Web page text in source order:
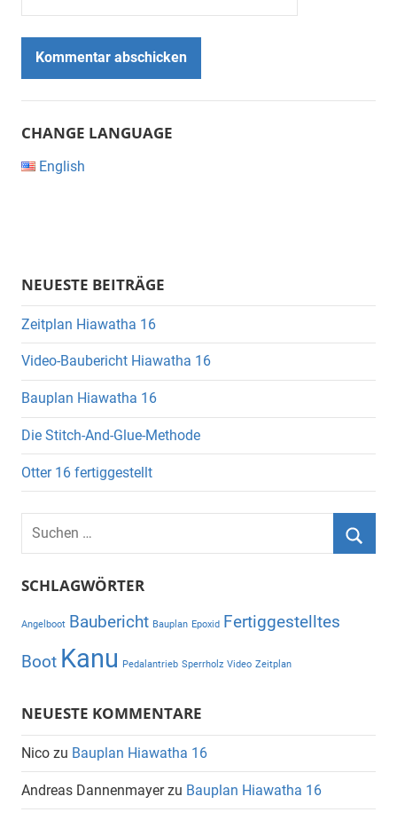
CHANGE LANGUAGE
English
NEUESTE BEITRÄGE
Zeitplan Hiawatha 16
Video-Baubericht Hiawatha 16
Bauplan Hiawatha 16
Die Stitch-And-Glue-Methode
Otter 16 fertiggestellt
Suchen
nach:
SCHLAGWÖRTER
Angelboot Baubericht Bauplan Epoxid Fertiggestelltes
Boot Kanu Pedalantrieb Sperrholz Video Zeitplan
NEUESTE KOMMENTARE
Nico zu Bauplan Hiawatha 16
Andreas Dannenmayerzu Bauplan Hiawatha 16